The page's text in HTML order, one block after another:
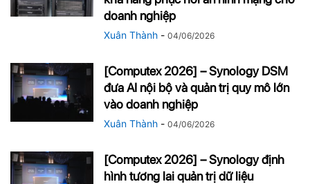
doanh nghiệp
Xuân Thành - 04/06/2026
[Computex 2026] – Synology DSM
đưa AI nội bộ và quản trị quy mô lớn
vào doanh nghiệp
Xuân Thành - 04/06/2026
[Computex 2026] – Synology định
hình tương lai quản trị dữ liệu